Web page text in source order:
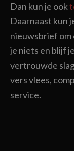
Dan kun je ook
Daarnaast kun
nieuwsbrief om
je niets en blijf
vertrouwde
vers vlees,
service.